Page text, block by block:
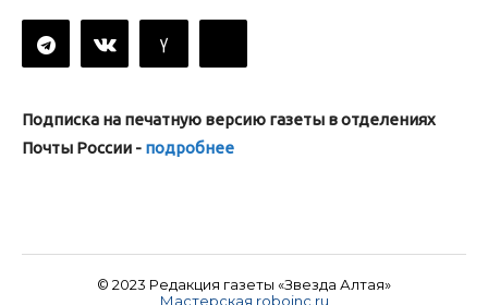
Подписка на печатную версию газеты в отделениях
Почты России - подробнее
© 2023 Редакция газеты «Звезда Алтая»
Мастерская roboinc.ru